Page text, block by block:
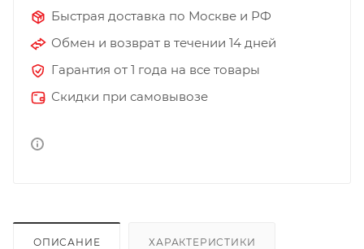
Быстрая доставка по Москве и РФ
Обмен и возврат в течении 14 дней
Гарантия от 1 года на все товары
Скидки при самовывозе
ОПИСАНИЕ ХАРАКТЕРИСТИКИ